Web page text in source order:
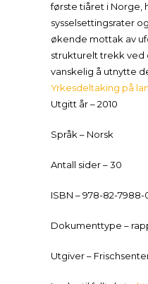
første tiåret i Norge,
sysselsettingsrater
økende mottak av
strukturelt trekk ved
vanskelig å utnytte
Yrkesdeltaking på
Utgitt år – 2010
Språk – Norsk
Antall sider – 30
ISBN – 978-82-7988-
Dokumenttype –
Utgiver –